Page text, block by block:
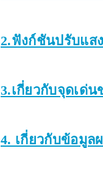
2.ฟังก์ชันปรับแส
3.เกี่ยวกับจุดเด่
4. เกี่ยวกับข้อมู